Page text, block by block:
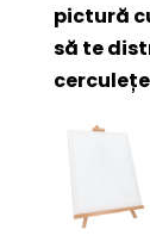
pictură
să te